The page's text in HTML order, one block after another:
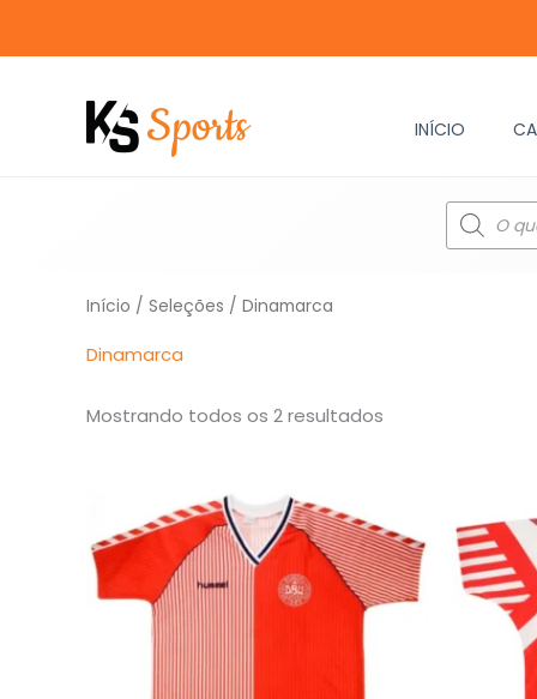
INÍCIO
Pesquisar
produtos
Início / Seleções / Dinamarca
Dinamarca
Mostrando todos os 2 resultados
preço
original
era:
R$399,99.
preço
atual
é:
R$229,90.